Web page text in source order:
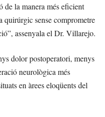
de la manera més eficient
quirúrgic sense comprometre
assenyala el Dr. Villarejo.
dolor postoperatori, menys
neurològica més
en àrees eloqüents del